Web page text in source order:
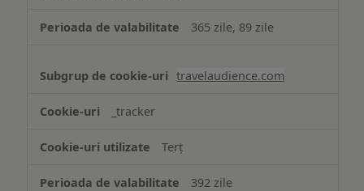
365 zile, 89 zile
travelaudience.com
_tracker
Terț
392 zile